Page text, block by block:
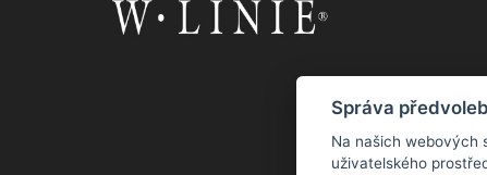
Správa
Na našich webových
uživatelského